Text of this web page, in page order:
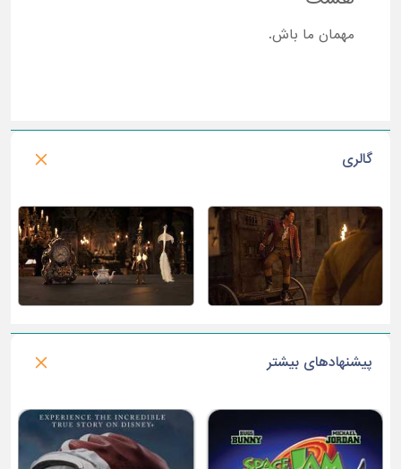
مهمان ما باش.
گالری
پیشنهادهای بیشتر
جنگل جینگل : یک سفر